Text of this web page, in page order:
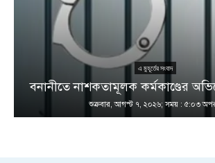
এ মুহূর্তের সংবাদ
বনানীতে নাশকতামূলক কর্মকাণ্ডের
শুক্রবার, আগস্ট ৭, ২০২৬; সময় : ৫:০৩